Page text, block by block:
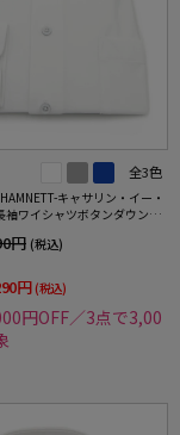
全3色
キャサリン・イー・
袖ワイシャツボタンダウン36
速乾無地通年
円 (税込)
円 (税込)
円OFF／3点で3,00